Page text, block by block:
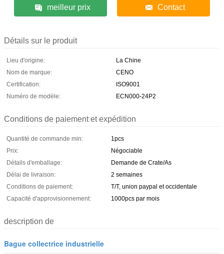
meilleur prix Contact
Détails sur le produit
Lieu d'origine:
La Chine
Nom de marque:
CENO
Certification:
ISO9001
Numéro de modèle:
ECN000-24P2
Conditions de paiement et expédition
Quantité de commande min:
1pcs
Prix:
Négociable
Détails d'emballage:
Demande de Crate/As
Délai de livraison:
2 semaines
Conditions de paiement:
T/T, union paypal et occidentale
Capacité d'approvisionnement:
1000pcs par mois
description de
Bague collectrice industrielle